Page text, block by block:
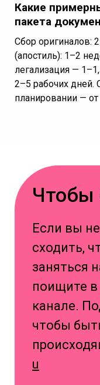
Какие
пакета
Сбор оригиналов:
(апостиль): 1–2
легализация —
2–5 рабочих дней.
планировании —
Чтобы
Если вы
сходить,
заняться
поищите
канале.
чтобы
u